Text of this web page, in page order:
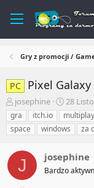
Gry z promocji /
PC Pixel
A
u
t
o
t
e
m
josephine
R
o
z
p
c
z
28
gra
itch.io
space
windows za
J josephine
Bardzo